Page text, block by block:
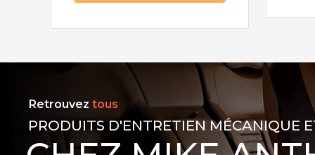
Retrouvez tous
PRODUITS D'ENTRETIEN MÉCANIQUE